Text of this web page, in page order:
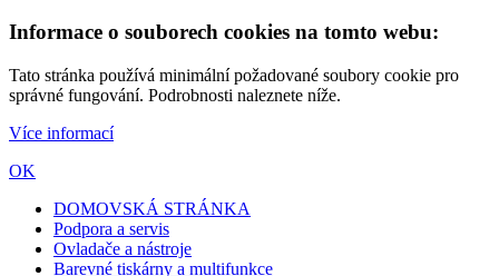
Informace o souborech cookies na tomto webu:
Tato stránka používá minimální požadované soubory cookie pro
správné fungování. Podrobnosti naleznete níže.
Více informací
OK
DOMOVSKÁ STRÁNKA
Podpora a servis
Ovladače a nástroje
Barevné tiskárny a multifunkce